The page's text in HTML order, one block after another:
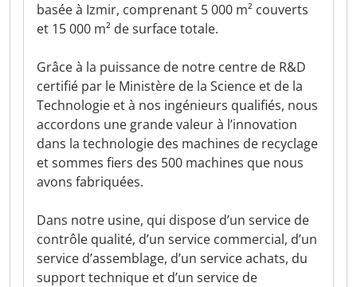
basée à Izmir, comprenant 5 000 m² couverts
et 15 000 m² de surface totale.
Grâce à la puissance de notre centre de R&D
certifié par le Ministère de la Science et de la
Technologie et à nos ingénieurs qualifiés, nous
accordons une grande valeur à l’innovation
dans la technologie des machines de recyclage
et sommes fiers des 500 machines que nous
avons fabriquées.
Dans notre usine, qui dispose d’un service de
contrôle qualité, d’un service commercial, d’un
service d’assemblage, d’un service achats, du
support technique et d’un service de